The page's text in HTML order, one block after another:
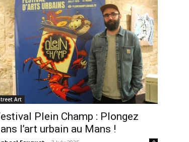
Art
Plein Champ : Plongez
l’art urbain au Mans !